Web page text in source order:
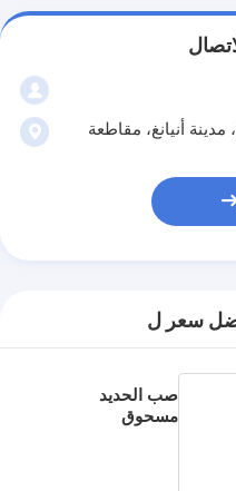
أنيانغ، مقاطعة
سعر ل
صب الحديد
مسحوق